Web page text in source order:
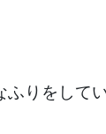
りをして